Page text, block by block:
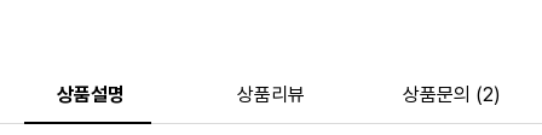
상품설명 상품리뷰 상품문의 (2)